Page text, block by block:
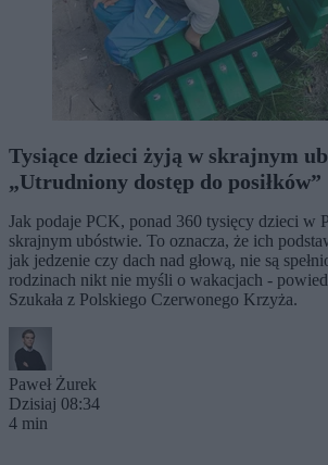
Tysiące dzieci żyją w skrajnym
„Utrudniony dostęp do posiłków”
Jak podaje PCK, ponad 360 tysięcy dzieci w
skrajnym ubóstwie. To oznacza, że ich
jak jedzenie czy dach nad głową, nie są
rodzinach nikt nie myśli o wakacjach -
Szukała z Polskiego Czerwonego Krzyża.
Paweł Żurek
Dzisiaj 08:34
4 min